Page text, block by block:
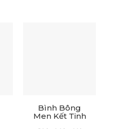
Bình Bông
Men Kết Tinh